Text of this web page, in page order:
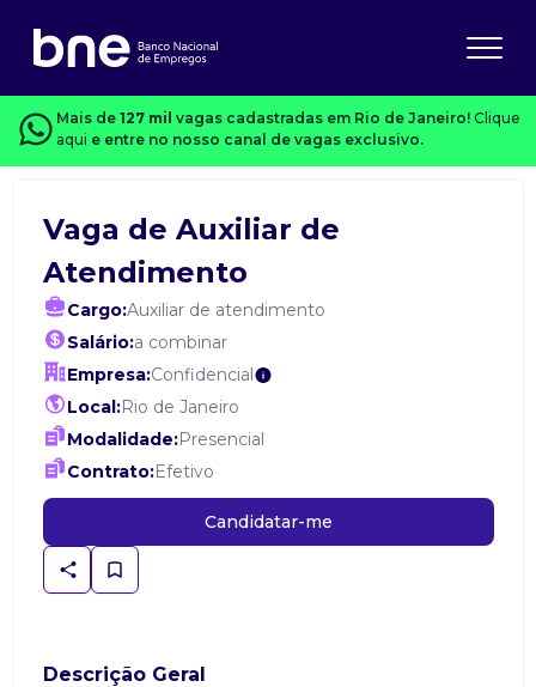
Mais de 127 mil vagas cadastradas em Rio de Janeiro! Clique
aqui e entre no nosso canal de vagas exclusivo.
Vaga de Auxiliar de
Atendimento
Cargo:Auxiliar de atendimento
Salário:a combinar
Empresa:Confidencial
Local:Rio de Janeiro
Modalidade:Presencial
Contrato:Efetivo
Candidatar-me
Descrição Geral